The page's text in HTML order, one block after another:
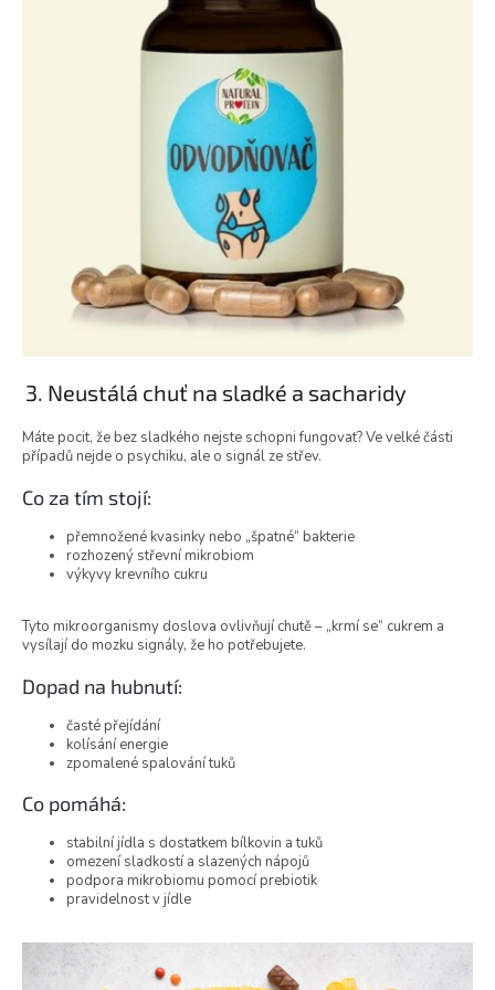
3. Neustálá chuť na sladké a sacharidy
Máte pocit, že bez sladkého nejste schopni fungovat? Ve velké části
případů nejde o psychiku, ale o signál ze střev.
Co za tím stojí:
přemnožené kvasinky nebo „špatné“ bakterie
rozhozený střevní mikrobiom
výkyvy krevního cukru
Tyto mikroorganismy doslova ovlivňují chutě – „krmí se“ cukrem a
vysílají do mozku signály, že ho potřebujete.
Dopad na hubnutí:
časté přejídání
kolísání energie
zpomalené spalování tuků
Co pomáhá:
stabilní jídla s dostatkem bílkovin a tuků
omezení sladkostí a slazených nápojů
podpora mikrobiomu pomocí prebiotik
pravidelnost v jídle